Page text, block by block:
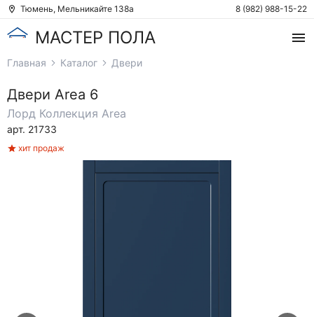
Тюмень, Мельникайте 138а 8 (982) 988-15-22
МАСТЕР ПОЛА
Главная Каталог Двери
Двери Area 6
Лорд Коллекция Area
арт. 21733
хит продаж